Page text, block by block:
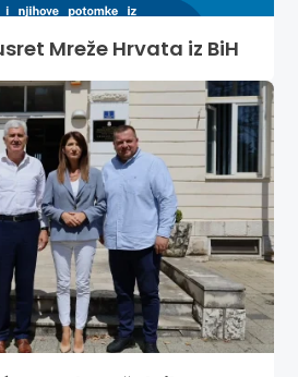
Mreže Hrvata iz BiH